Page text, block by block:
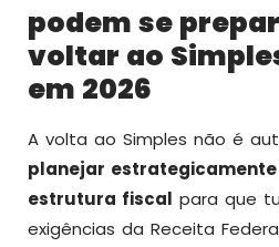
podem se
voltar ao
em 2026
A volta ao Simples não é
planejar
estrutura fiscal para que
exigências da Receita